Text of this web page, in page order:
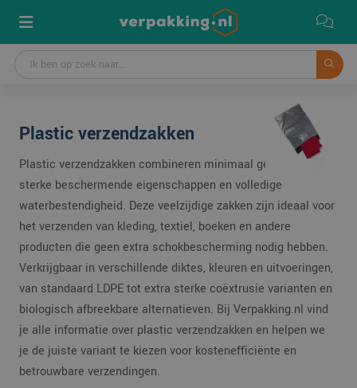
Plastic verzendzakken
Plastic verzendzakken combineren minimaal gewicht met
sterke beschermende eigenschappen en volledige
waterbestendigheid. Deze veelzijdige zakken zijn ideaal voor
het verzenden van kleding, textiel, boeken en andere
producten die geen extra schokbescherming nodig hebben.
Verkrijgbaar in verschillende diktes, kleuren en uitvoeringen,
van standaard LDPE tot extra sterke coëxtrusie varianten en
biologisch afbreekbare alternatieven. Bij Verpakking.nl vind
je alle informatie over plastic verzendzakken en helpen we
je de juiste variant te kiezen voor kostenefficiënte en
betrouwbare verzendingen.